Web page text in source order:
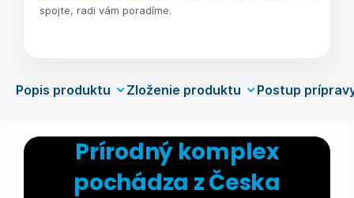
spojte, radi vám poradíme.
Popis produktu Zloženie produktu Postup
Prírodný komplex
pochádza z Česka